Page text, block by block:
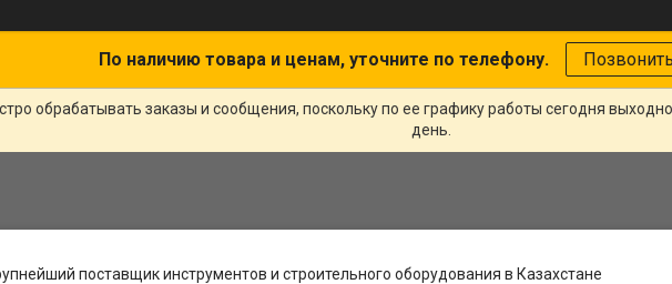
По наличию товара и ценам, уточните по телефону. Позвонить
обрабатывать заказы и сообщения, поскольку по ее графику работы сегодня
день.
поставщик инструментов и строительного оборудования в Казахстане